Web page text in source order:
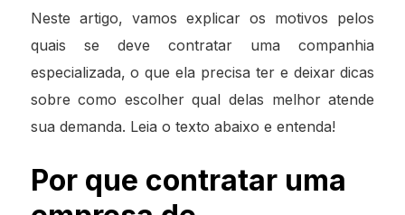
Neste artigo, vamos explicar os motivos pelos
quais se deve contratar uma companhia
especializada, o que ela precisa ter e deixar dicas
sobre como escolher qual delas melhor atende
sua demanda. Leia o texto abaixo e entenda!
Por que contratar uma